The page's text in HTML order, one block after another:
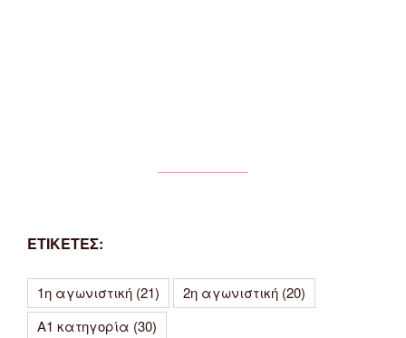
ΕΤΙΚΕΤΕΣ:
1η αγωνιστική (21) 2η αγωνιστική (20)
Α1 κατηγορία (30)